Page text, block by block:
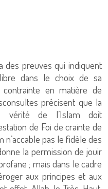
des preuves qui indiquent
dans le choix de sa
en matière de
précisent que la
vérité de l’Islam doit
de Foi de crainte de
n’accable pas le fidèle des
la permission de jouir
; mais dans le cadre
aux principes et aux